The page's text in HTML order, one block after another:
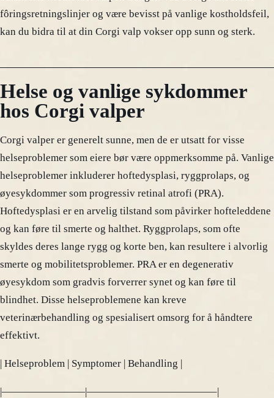
fôringsretningslinjer og være bevisst på vanlige kostholdsfeil,
kan du bidra til at din Corgi valp vokser opp sunn og sterk.
Helse og vanlige sykdommer
hos Corgi valper
Corgi valper er generelt sunne, men de er utsatt for visse
helseproblemer som eiere bør være oppmerksomme på. Vanlige
helseproblemer inkluderer hoftedysplasi, ryggprolaps, og
øyesykdommer som progressiv retinal atrofi (PRA).
Hoftedysplasi er en arvelig tilstand som påvirker hofteleddene
og kan føre til smerte og halthet. Ryggprolaps, som ofte
skyldes deres lange rygg og korte ben, kan resultere i alvorlig
smerte og mobilitetsproblemer. PRA er en degenerativ
øyesykdom som gradvis forverrer synet og kan føre til
blindhet. Disse helseproblemene kan kreve
veterinærbehandling og spesialisert omsorg for å håndtere
effektivt.
| Helseproblem | Symptomer | Behandling |
|————————|————————————–|